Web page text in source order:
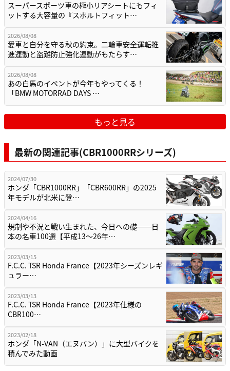
スーパースポーツ車の極小リアシートにもフィ
ットする大容量の『スポルトフィット…
2026/08/08
愛車と自分を守る秋の約束。二輪車安全運転推
進運動と盗難防止強化運動がもたらす…
2026/08/08
あの白馬のイベントが今年もやってくる！
「BMW MOTORRAD DAYS …
もっと見る
最新の関連記事(CBR1000RRシリーズ)
2024/07/30
ホンダ「CBR1000RR」「CBR600RR」の2025
年モデルが北米に登…
2024/04/16
規制や不況と戦い生まれた、今日への礎──日
本の名車100選【平成13～26年…
2023/03/15
F.C.C. TSR Honda France【2023年シーズンレギ
ュラー…
2023/03/13
F.C.C. TSR Honda France【2023年仕様の
CBR100…
2023/02/18
ホンダ「N-VAN（エヌバン）」に大型バイクを
積んでみた動画